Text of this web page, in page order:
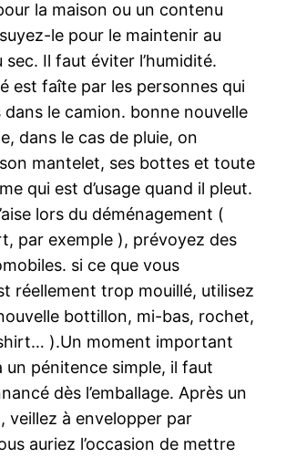
la maison ou un contenu
le pour le maintenir au
sec. Il faut éviter l’humidité.
est faîte par les personnes qui
le camion. bonne nouvelle
dans le cas de pluie, on
son mantelet, ses bottes et toute
qui est d’usage quand il pleut.
lors du déménagement (
par exemple ), prévoyez des
si ce que vous
réellement trop mouillé, utilisez
bottillon, mi-bas, rochet,
).Un moment important
un pénitence simple, il faut
dès l’emballage. Après un
veillez à envelopper par
auriez l’occasion de mettre